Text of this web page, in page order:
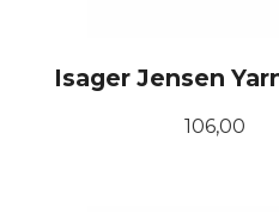
Isager Jensen
Pris
106,00